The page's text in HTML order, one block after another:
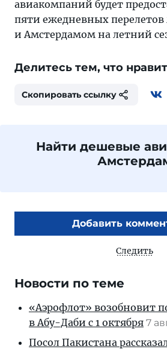
авиакомпаний будет
пяти ежедневных
и Амстердамом на летний
Делитесь тем, что
Скопировать ссылку
Найти дешевые
Добавить
Следить
Новости по теме
«Аэрофлот» возобновит
в Абу-Даби с 1 октября 7
Посол Пакистана